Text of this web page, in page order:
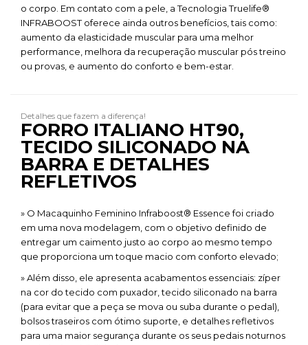
o corpo. Em contato com a pele, a Tecnologia Truelife®
INFRABOOST oferece ainda outros benefícios, tais como:
aumento da elasticidade muscular para uma melhor
performance, melhora da recuperação muscular pós treino
ou provas, e aumento do conforto e bem-estar.
Detalhes que fazem a diferença!
FORRO ITALIANO HT90,
TECIDO SILICONADO NA
BARRA E DETALHES
REFLETIVOS
» O Macaquinho Feminino Infraboost® Essence foi criado
em uma nova modelagem, com o objetivo definido de
entregar um caimento justo ao corpo ao mesmo tempo
que proporciona um toque macio com conforto elevado;
» Além disso, ele apresenta acabamentos essenciais: zíper
na cor do tecido com puxador, tecido siliconado na barra
(para evitar que a peça se mova ou suba durante o pedal),
bolsos traseiros com ótimo suporte, e detalhes refletivos
para uma maior segurança durante os seus pedais noturnos